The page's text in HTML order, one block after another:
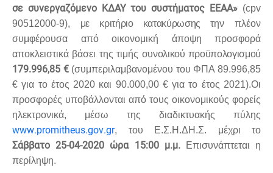
σε συνεργαζόμενο ΚΔΑΥ του συστήματος ΕΕΑΑ» (cpv
90512000-9), με κριτήριο κατακύρωσηςτην πλέον
συμφέρουσα από οικονομική άποψη προσφορά
αποκλειστικά βάσει της τιμής συνολικού προϋπολογισμού
179.996,85 €(συμπεριλαμβανομένου του ΦΠΑ 89.996,85
€ για το έτος 2020 και 90.000,00 € για το έτος 2021).Οι
προσφορές υποβάλλονται από τους οικονομικούς φορείς
ηλεκτρονικά, μέσω της διαδικτυακής πύλης
www.promitheus.gov.gr, του Ε.Σ.Η.ΔΗ.Σ. μέχρι το
Σάββατο 25-04-2020 ώρα 15:00 μ.μ.
Επισυνάπτεται η
περίληψη.